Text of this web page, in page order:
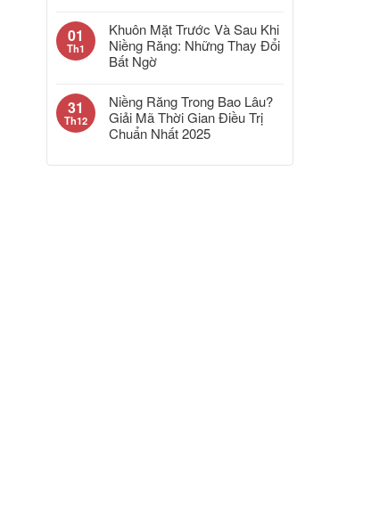
01
Th1
Khuôn Mặt Trước Và Sau Khi
Niềng Răng: Những Thay Đổi
Bất Ngờ
31
Th12
Niềng Răng Trong Bao Lâu?
Giải Mã Thời Gian Điều Trị
Chuẩn Nhất 2025